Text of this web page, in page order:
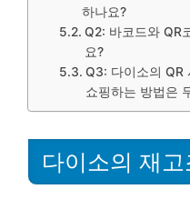
하나요?
Q2: 바코드와 QR
요?
Q3: 다이소의 QR
쇼핑하는 방법은
다이소의 재